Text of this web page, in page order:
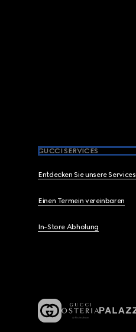
GUCCI SERVICES
Entdecken Sie unsere Services
Einen Termein vereinbaren
In-Store Abholung